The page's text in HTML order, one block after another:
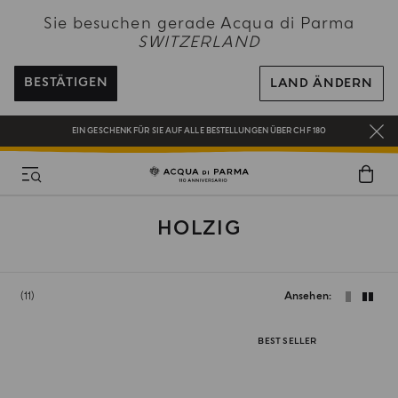
Sie besuchen gerade Acqua di Parma
SWITZERLAND
BESTÄTIGEN LAND ÄNDERN
KOSTENFREIER VERSAND AUF ALLE BESTELLUNGEN ÜBER 120 CHF
REGISTRIEREN SIE SICH UND GENIESSEN SIE EINE WELT VOLLER VORTEILE
HOLZIG
11 Ansehen
BEST SELLER